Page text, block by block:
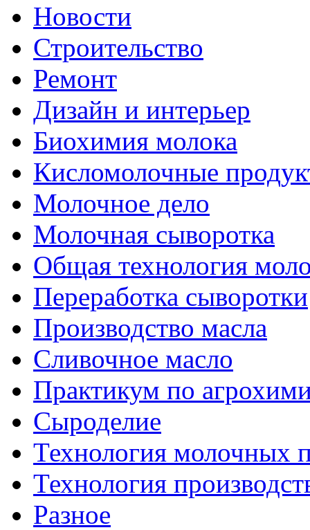
Новости
Строительство
Ремонт
Дизайн и интерьер
Биохимия молока
Кисломолочные
Молочное дело
Молочная сыворотка
Общая технология
Переработка сыворотки
Производство масла
Сливочное масло
Практикум по
Сыроделие
Технология молочных
Технология
Разное